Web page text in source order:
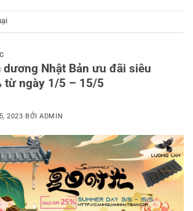
dương Nhật Bản ưu đãi siêu
từ ngày 1/5 – 15/5
2023 BỞIADMIN